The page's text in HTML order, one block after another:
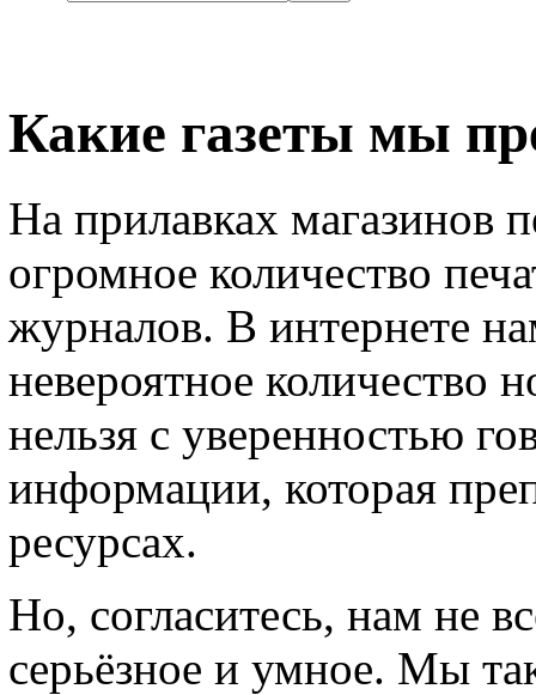
Какие газеты мы
На прилавках магазинов
огромное количество
журналов. В интернете
невероятное количество
нельзя с уверенностью
информации, которая
ресурсах.
Но, согласитесь, нам не
серьёзное и умное. Мы